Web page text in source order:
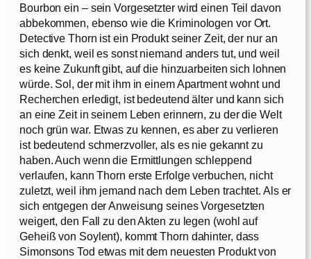
Bourbon ein – sein Vorgesetzter wird einen Teil davon
abbekommen, ebenso wie die Kriminologen vor Ort.
Detective Thorn ist ein Produkt seiner Zeit, der nur an
sich denkt, weil es sonst niemand anders tut, und weil
es keine Zukunft gibt, auf die hinzuarbeiten sich lohnen
würde. Sol, der mit ihm in einem Apartment wohnt und
Recherchen erledigt, ist bedeutend älter und kann sich
an eine Zeit in seinem Leben erinnern, zu der die Welt
noch grün war. Etwas zu kennen, es aber zu verlieren
ist bedeutend schmerzvoller, als es nie gekannt zu
haben. Auch wenn die Ermittlungen schleppend
verlaufen, kann Thorn erste Erfolge verbuchen, nicht
zuletzt, weil ihm jemand nach dem Leben trachtet. Als er
sich entgegen der Anweisung seines Vorgesetzten
weigert, den Fall zu den Akten zu legen (wohl auf
Geheiß von Soylent), kommt Thorn dahinter, dass
Simonsons Tod etwas mit dem neuesten Produkt von